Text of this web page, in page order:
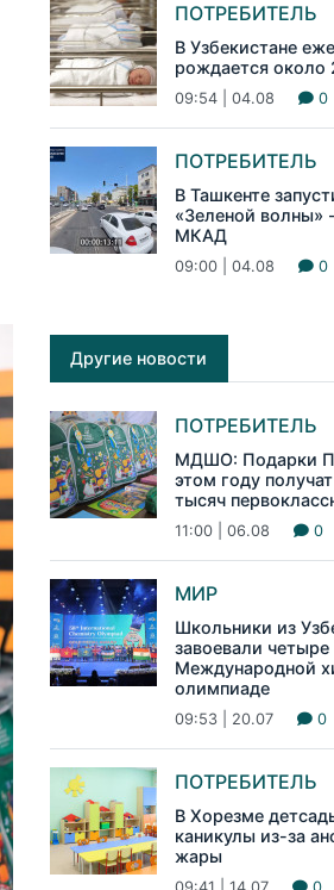
ПОТРЕБИТЕЛЬ
В Узбекистане
рождается около
09:54 | 04.08 0
ПОТРЕБИТЕЛЬ
В Ташкенте
«Зеленой волны»
МКАД
09:00 | 04.08 0
Другие новости
ПОТРЕБИТЕЛЬ
МДШО: Подарки
этом году
тысяч
11:00 | 06.08 0
МИР
Школьники из
завоевали
Международной
олимпиаде
09:53 | 20.07 0
ПОТРЕБИТЕЛЬ
В Хорезме
каникулы из-за
жары